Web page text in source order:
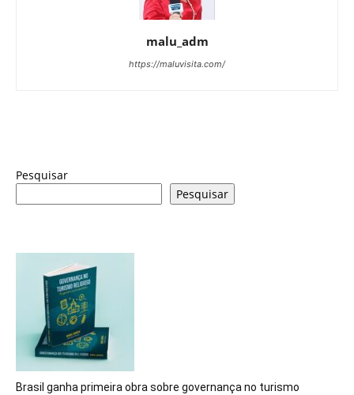
malu_adm
https://maluvisita.com/
Pesquisar
Pesquisar
Brasil ganha primeira obra sobre governança no turismo